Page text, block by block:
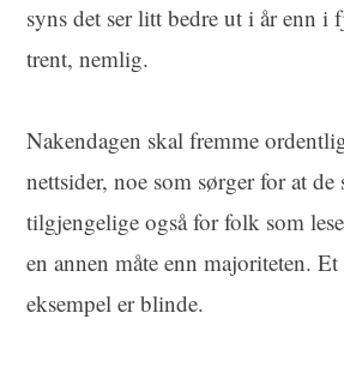
syns det ser litt bedre ut i år enn i
trent, nemlig.
Nakendagen skal fremme
nettsider, noe som sørger for at
tilgjengelige også for folk som
en annen måte enn majoriteten.
eksempel er blinde.